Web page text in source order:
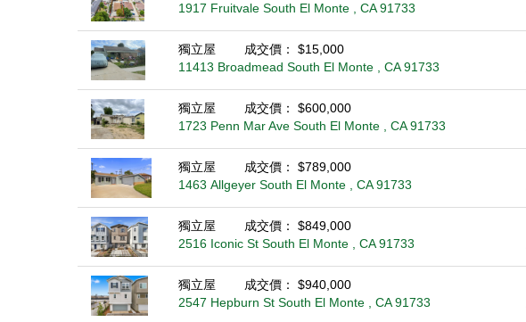
1917 Fruitvale South El Monte , CA 91733
獨立屋
成交價： $15,000
11413 Broadmead South El Monte , CA 91733
獨立屋
成交價： $600,000
1723 Penn Mar Ave South El Monte , CA 91733
獨立屋
成交價： $789,000
1463 Allgeyer South El Monte , CA 91733
獨立屋
成交價： $849,000
2516 Iconic St South El Monte , CA 91733
獨立屋
成交價： $940,000
2547 Hepburn St South El Monte , CA 91733